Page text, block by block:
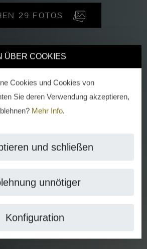
ÜBER COOKIES
Cookies und Cookies von
Sie deren Verwendung akzeptieren,
Mehr Info.
und schließen
unnötiger
Konfiguration
29 FOTOS